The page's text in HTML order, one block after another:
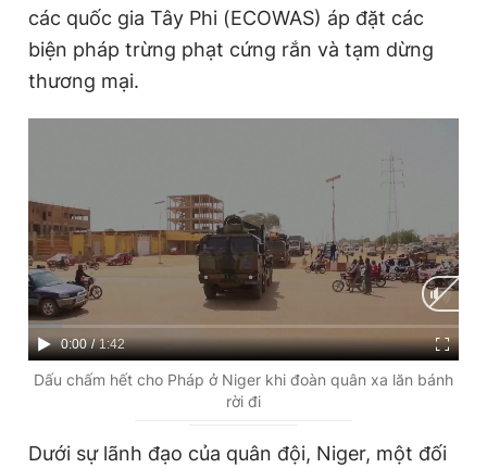
các quốc gia Tây Phi (ECOWAS) áp đặt các
biện pháp trừng phạt cứng rắn và tạm dừng
thương mại.
C
u
r
0:00 / D
u
1:42
Dấu chấm hết cho Pháp ở Niger khi đoàn quân xa lăn bánh
rời đi
Dưới sự lãnh đạo của quân đội, Niger, một đối